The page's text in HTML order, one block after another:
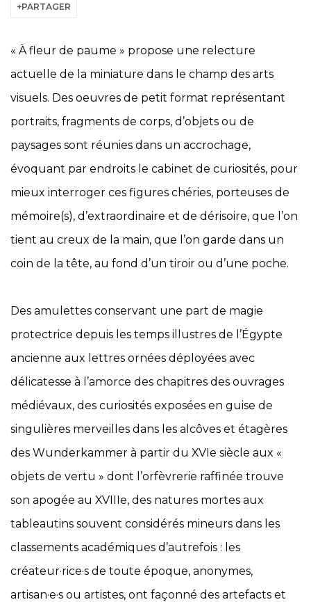
PARTAGER
« À fleur de paume » propose une relecture
actuelle de la miniature dans le champ des arts
visuels. Des oeuvres de petit format représentant
portraits, fragments de corps, d’objets ou de
paysages sont réunies dans un accrochage,
évoquant par endroits le cabinet de curiosités, pour
mieux interroger ces figures chéries, porteuses de
mémoire(s), d’extraordinaire et de dérisoire, que l’on
tient au creux de la main, que l’on garde dans un
coin de la tête, au fond d’un tiroir ou d’une poche.
Des amulettes conservant une part de magie
protectrice depuis les temps illustres de l’Égypte
ancienne aux lettres ornées déployées avec
délicatesse à l’amorce des chapitres des ouvrages
médiévaux, des curiosités exposées en guise de
singulières merveilles dans les alcôves et étagères
des Wunderkammer à partir du XVIe siècle aux «
objets de vertu » dont l’orfèvrerie raffinée trouve
son apogée au XVIIIe, des natures mortes aux
tableautins souvent considérés mineurs dans les
classements académiques d’autrefois : les
créateur·rice·s de toute époque, anonymes,
artisan·e·s ou artistes, ont façonné des artefacts et